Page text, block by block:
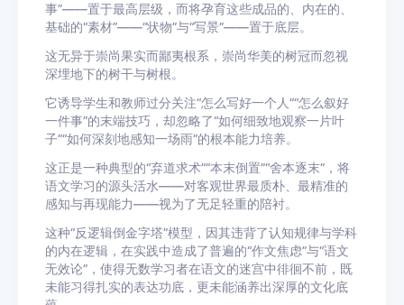
事”——置于最高层级，而将孕育这些成品的、内在的、
基础的“素材”——“状物”与“写景”——置于底层。
这无异于崇尚果实而鄙夷根系，崇尚华美的树冠而忽视
深埋地下的树干与树根。
它诱导学生和教师过分关注“怎么写好一个人”“怎么叙好
一件事”的末端技巧，却忽略了“如何细致地观察一片叶
子”“如何深刻地感知一场雨”的根本能力培养。
这正是一种典型的“弃道求术”“本末倒置”“舍本逐末”，将
语文学习的源头活水——对客观世界最质朴、最精准的
感知与再现能力——视为了无足轻重的陪衬。
这种“反逻辑倒金字塔”模型，因其违背了认知规律与学科
的内在逻辑，在实践中造成了普遍的“作文焦虑”与“语文
无效论”，使得无数学习者在语文的迷宫中徘徊不前，既
未能习得扎实的表达功底，更未能涵养出深厚的文化底